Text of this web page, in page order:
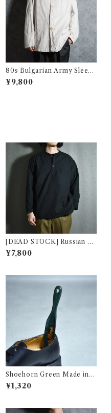
80s Bulgarian Army Sleepi
ng Shirts Coverall ブルガリ
ア軍 スリーピング シャツ カバ
¥9,800
[DEAD STOCK] Russian Mi
litary Sleeping Shirts Henr
yneck ロシア軍 スリーピング
¥7,800
Shoehorn Green Made in U
SA シューホーン グリーン
¥1,320